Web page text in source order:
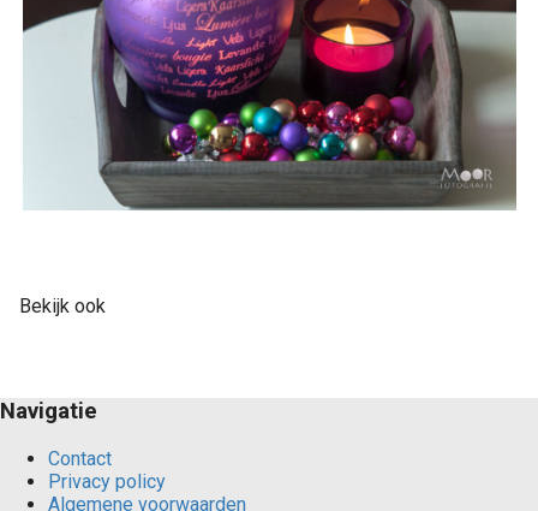
Bekijk ook
Navigatie
Contact
Privacy policy
Algemene voorwaarden